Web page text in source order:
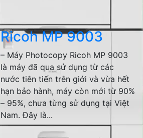
Ricoh MP 9003
– Máy Photocopy Ricoh MP 9003
là máy đã qua sử dụng từ các
nước tiên tiến trên giới và vừa hết
hạn bảo hành, máy còn mới từ 90%
– 95%, chưa từng sử dụng tại Việt
Nam. Đây là...